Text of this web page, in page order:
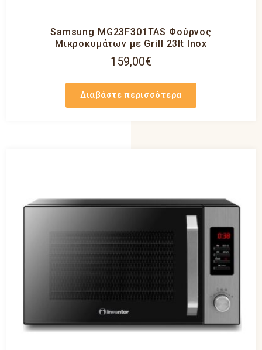
Samsung MG23F301TAS Φούρνος
Μικροκυμάτων με Grill 23lt Inox
159,00€
Διαβάστε περισσότερα